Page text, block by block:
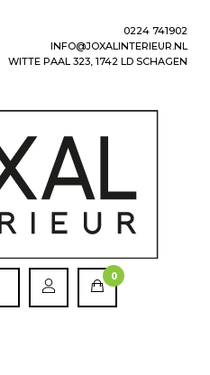
0224 741902
INFO@JOXALINTERIEUR.NL
WITTE PAAL 323, 1742 LD SCHAGEN
0